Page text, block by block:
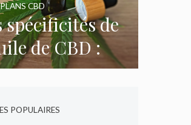
spécificités de
de CBD :
ce qu’il faut
CBD
POPULAIRES